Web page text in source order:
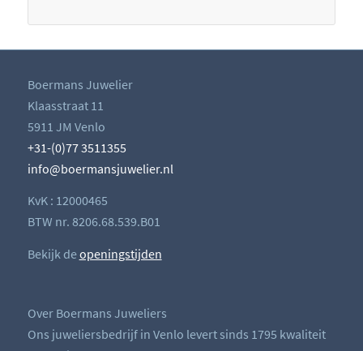
Boermans Juwelier
Klaasstraat 11
5911 JM Venlo
+31-(0)77 3511355
info@boermansjuwelier.nl
KvK : 12000465
BTW nr. 8206.68.539.B01
Bekijk deopeningstijden
Over Boermans Juweliers
Ons juweliersbedrijf in Venlo levert sinds 1795 kwaliteit